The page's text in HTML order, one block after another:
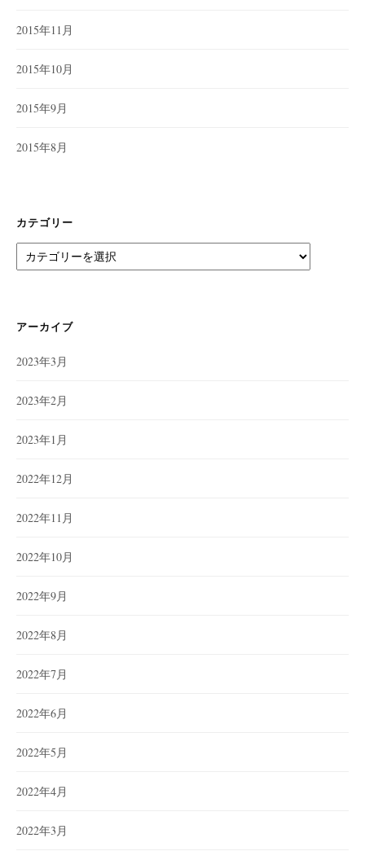
2015年11月
2015年10月
2015年9月
2015年8月
カテゴリー
テ
ー
アーカイブ
2023年3月
2023年2月
2023年1月
2022年12月
2022年11月
2022年10月
2022年9月
2022年8月
2022年7月
2022年6月
2022年5月
2022年4月
2022年3月